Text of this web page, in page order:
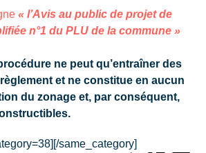
« l’Avis au public de projet de
n°1 du PLU de la commune »
ne peut qu’entraîner des
et ne constitue en aucun
du zonage et, par conséquent,
same_category]